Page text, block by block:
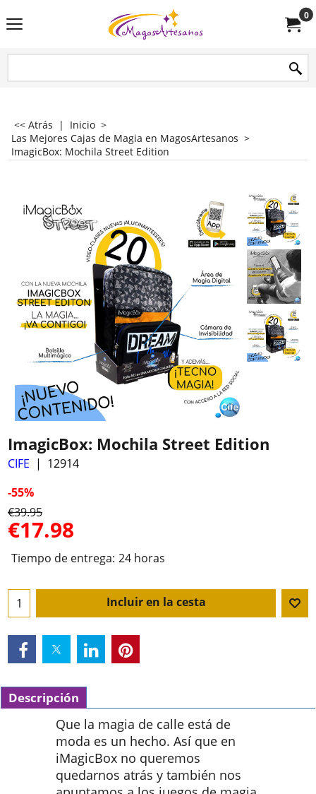
0
<< Atrás | Inicio >
Las Mejores Cajas de Magia en MagosArtesanos >
ImagicBox: Mochila Street Edition
ImagicBox: Mochila Street Edition
CIFE
12914
-55%
€39.95
€17.98
Tiempo de entrega: 24 horas
Incluir en la cesta
Descripción
Que la magia de calle está de
moda es un hecho. Así que en
iMagicBox no queremos
quedarnos atrás y también nos